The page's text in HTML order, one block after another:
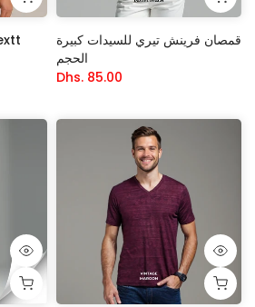
قمصان فرينش تيري للسيدات كبيرة
الحجم
Dhs. 85.00